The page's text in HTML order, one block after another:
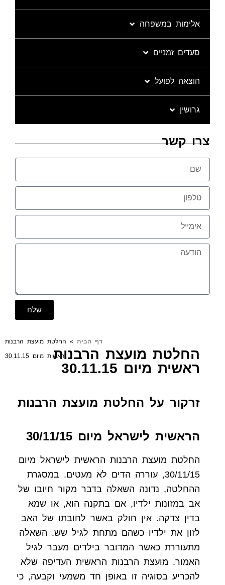
אלימות במשפחה
סעדים זמניים
הוצאה לפועל
גרושין
צרו קשר
שלח
דף הבית » החלטת מועצת הרבנות
ראשית מיום 30.11.15החלטת מועצת הרבנות
ראשית מיום 30.11.15
זרקור על החלטת מועצת הרבנות
הראשית לישראל מיום 30/11/15
החלטת מועצת הרבנות הראשית לישראל מיום
30/11/15, עוררה הדים לא מעטים. במסגרת
ההחלטה, נדונה השאלה בדבר מקור חיובו של
אב במזונות ילדיו, אם בתקנה הוא, או שמא
בדין צדקה. אין חולק באשר לחובתו של האב
לזון את ילדיו כשהם מתחת לגיל שש. השאלה
מתעוררת כאשר המדובר בילדים מעבר לגיל
האמור. מועצת הרבנות הראשית העדיפה שלא
להכריע בסוגיה זו באופן חד משמעי וקבעה, כי